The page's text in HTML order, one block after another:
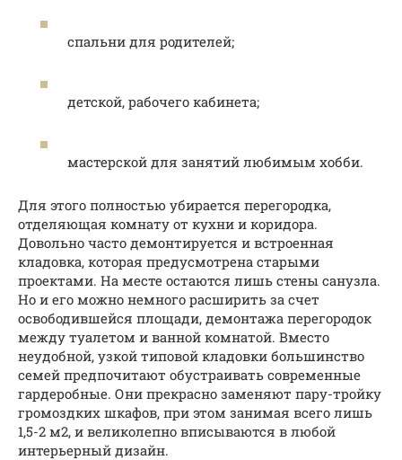
спальни для родителей;
детской, рабочего кабинета;
мастерской для занятий любимым хобби.
Для этого полностью убирается перегородка,
отделяющая комнату от кухни и коридора.
Довольно часто демонтируется и встроенная
кладовка, которая предусмотрена старыми
проектами. На месте остаются лишь стены санузла.
Но и его можно немного расширить за счет
освободившейся площади, демонтажа перегородок
между туалетом и ванной комнатой. Вместо
неудобной, узкой типовой кладовки большинство
семей предпочитают обустраивать современные
гардеробные. Они прекрасно заменяют пару-тройку
громоздких шкафов, при этом занимая всего лишь
1,5-2 м2, и великолепно вписываются в любой
интерьерный дизайн.